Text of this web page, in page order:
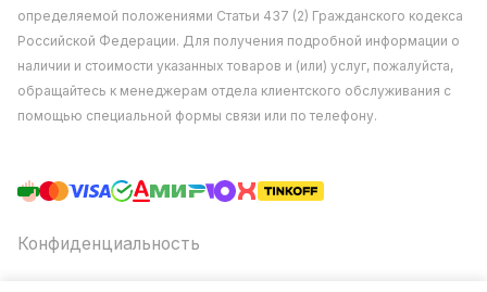
определяемой положениями Статьи 437 (2) Гражданского кодекса
Российской Федерации. Для получения подробной информации о
наличии и стоимости указанных товаров и (или) услуг, пожалуйста,
обращайтесь к менеджерам отдела клиентского обслуживания с
помощью специальной формы связи или по телефону.
Конфиденциальность